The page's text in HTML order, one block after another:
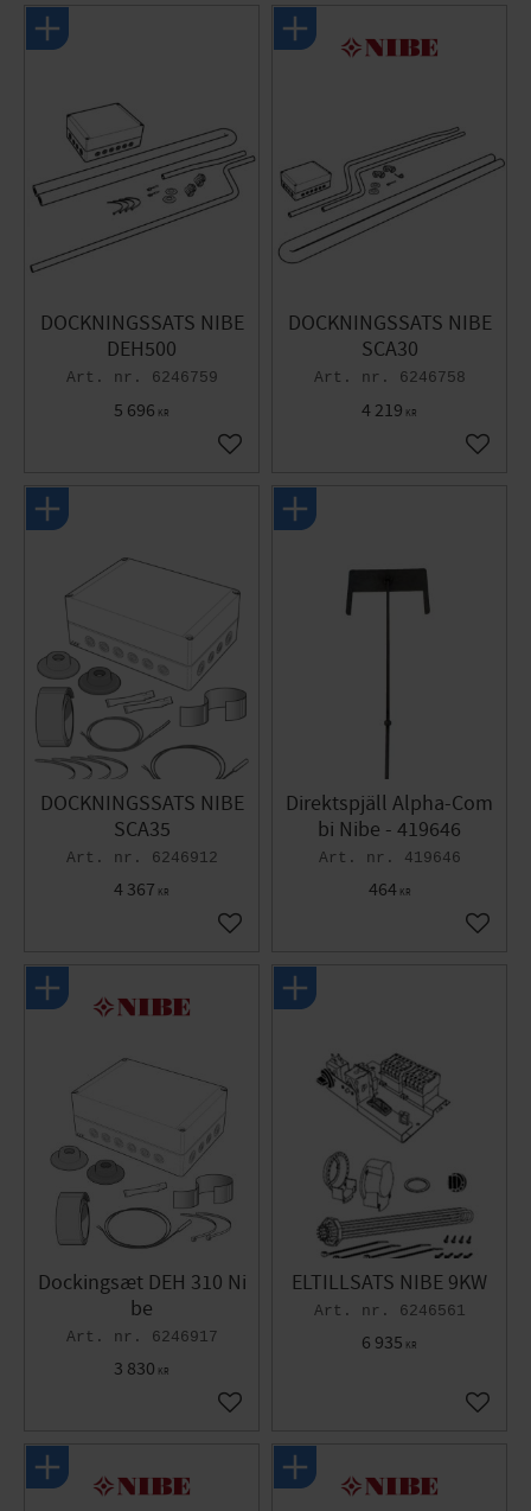
DOCKNINGSSATS NIBE
DEH500
6246759
5 696 KR
Gem som favorit
DOCKNINGSSATS NIBE
SCA30
6246758
4 219 KR
Gem
DOCKNINGSSATS NIBE
SCA35
6246912
4 367 KR
Gem som favorit
Direktspjäll Alpha-Com
bi Nibe - 419646
419646
464KR
Gem
Dockingsæt DEH 310 Ni
be
6246917
3 830 KR
Gem som favorit
ELTILLSATS NIBE 9KW
6246561
6 935 KR
Gem